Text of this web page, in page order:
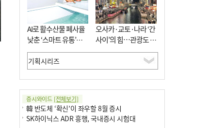
AI로 활수산물 폐사율
낮춘 ‘스마트 유통’…
사막·산악지대 수출
도전
오사카·교토·나라 ‘간
사이’의 힘…관광도 뭉
쳐야 흥한다
증시와이드 [전체보기]
韓 반도체 ‘확신’이 좌우할 8월 증시
SK하이닉스 ADR 흥행, 국내증시 시험대